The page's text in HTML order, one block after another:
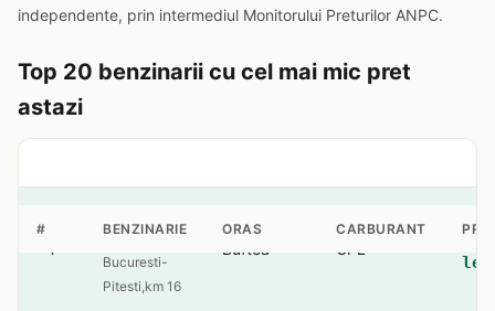
independente, prin intermediul Monitorului Preturilor ANPC.
Top 20 benzinarii cu cel mai mic pret
astazi
# BENZINARIE ORAS CARBURANT
1
sos.
Bucuresti-
Pitesti,km 16
Buftea GPL